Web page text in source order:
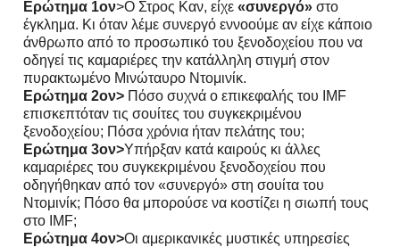
Ερώτημα 1ον>Ο Στρος Καν, είχε «συνεργό»στο
έγκλημα. Κι όταν λέμε συνεργό εννοούμε αν είχε κάποιο
άνθρωπο από το προσωπικό του ξενοδοχείου που να
οδηγεί τις καμαριέρες την κατάλληλη στιγμή στον
πυρακτωμένο Μινώταυρο Ντομινίκ.
Ερώτημα 2ον>Πόσο συχνά ο επικεφαλής του IMF
επισκεπτόταν τις σουίτες του συγκεκριμένου
ξενοδοχείου; Πόσα χρόνια ήταν πελάτης του;
Ερώτημα 3ον>Υπήρξαν κατά καιρούς κι άλλες
καμαριέρες του συγκεκριμένου ξενοδοχείου που
οδηγήθηκαν από τον «συνεργό» στη σουίτα του
Ντομινίκ; Πόσο θα μπορούσε να κοστίζει η σιωπή τους
στο IMF;
Ερώτημα 4ον>Οι αμερικανικές μυστικές υπηρεσίες